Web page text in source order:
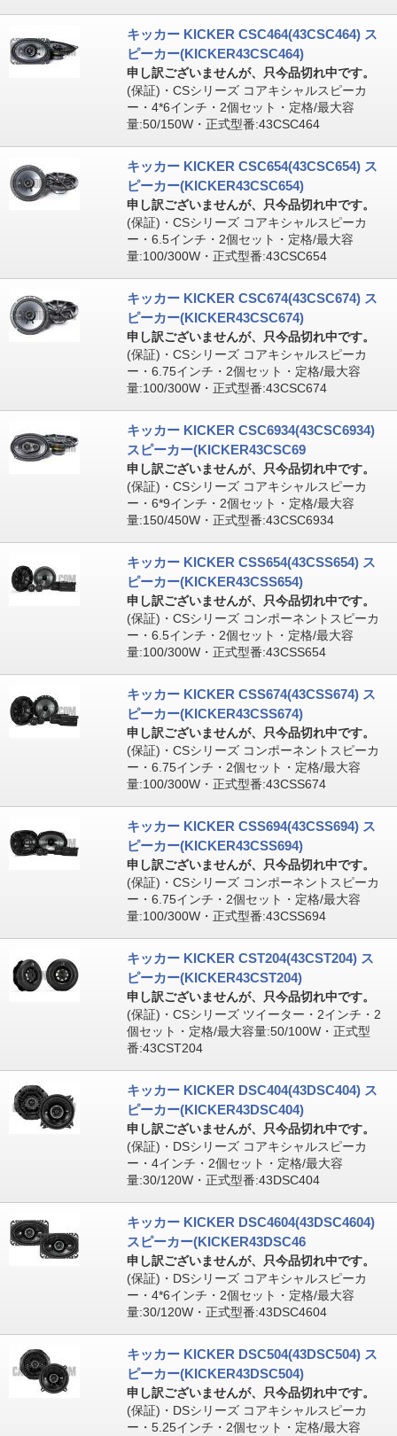
キッカー KICKER CSC464(43CSC464) ス
ピーカー(KICKER43CSC464)
申し訳ございませんが、只今品切れ中です。
(保証)・CSシリーズ コアキシャルスピーカ
ー・4*6インチ・2個セット・定格/最大容
量:50/150W・正式型番:43CSC464
キッカー KICKER CSC654(43CSC654) ス
ピーカー(KICKER43CSC654)
申し訳ございませんが、只今品切れ中です。
(保証)・CSシリーズ コアキシャルスピーカ
ー・6.5インチ・2個セット・定格/最大容
量:100/300W・正式型番:43CSC654
キッカー KICKER CSC674(43CSC674) ス
ピーカー(KICKER43CSC674)
申し訳ございませんが、只今品切れ中です。
(保証)・CSシリーズ コアキシャルスピーカ
ー・6.75インチ・2個セット・定格/最大容
量:100/300W・正式型番:43CSC674
キッカー KICKER CSC6934(43CSC6934)
スピーカー(KICKER43CSC69
申し訳ございませんが、只今品切れ中です。
(保証)・CSシリーズ コアキシャルスピーカ
ー・6*9インチ・2個セット・定格/最大容
量:150/450W・正式型番:43CSC6934
キッカー KICKER CSS654(43CSS654) ス
ピーカー(KICKER43CSS654)
申し訳ございませんが、只今品切れ中です。
(保証)・CSシリーズ コンポーネントスピーカ
ー・6.5インチ・2個セット・定格/最大容
量:100/300W・正式型番:43CSS654
キッカー KICKER CSS674(43CSS674) ス
ピーカー(KICKER43CSS674)
申し訳ございませんが、只今品切れ中です。
(保証)・CSシリーズ コンポーネントスピーカ
ー・6.75インチ・2個セット・定格/最大容
量:100/300W・正式型番:43CSS674
キッカー KICKER CSS694(43CSS694) ス
ピーカー(KICKER43CSS694)
申し訳ございませんが、只今品切れ中です。
(保証)・CSシリーズ コンポーネントスピーカ
ー・6.75インチ・2個セット・定格/最大容
量:100/300W・正式型番:43CSS694
キッカー KICKER CST204(43CST204) ス
ピーカー(KICKER43CST204)
申し訳ございませんが、只今品切れ中です。
(保証)・CSシリーズ ツイーター・2インチ・2
個セット・定格/最大容量:50/100W・正式型
番:43CST204
キッカー KICKER DSC404(43DSC404) ス
ピーカー(KICKER43DSC404)
申し訳ございませんが、只今品切れ中です。
(保証)・DSシリーズ コアキシャルスピーカ
ー・4インチ・2個セット・定格/最大容
量:30/120W・正式型番:43DSC404
キッカー KICKER DSC4604(43DSC4604)
スピーカー(KICKER43DSC46
申し訳ございませんが、只今品切れ中です。
(保証)・DSシリーズ コアキシャルスピーカ
ー・4*6インチ・2個セット・定格/最大容
量:30/120W・正式型番:43DSC4604
キッカー KICKER DSC504(43DSC504) ス
ピーカー(KICKER43DSC504)
申し訳ございませんが、只今品切れ中です。
(保証)・DSシリーズ コアキシャルスピーカ
ー・5.25インチ・2個セット・定格/最大容